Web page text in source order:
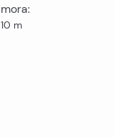
mora:
10 m